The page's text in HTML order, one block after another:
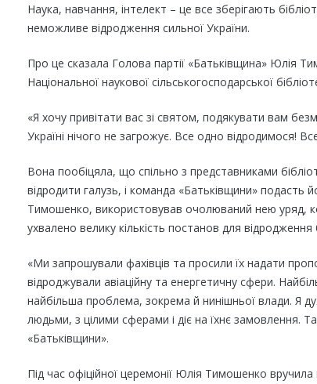
Наука, навчання, інтелект – це все зберігають
неможливе відродження сильної України.
Про це сказала Голова партії «Батьківщина» Юлія
Національної наукової сільськогосподарської
«Я хочу привітати вас зі святом, подякувати вам
Україні нічого не загрожує. Все одно відродимося!
Вона пообіцяла, що спільно з представниками
відродити галузь, і команда «Батьківщини»
Тимошенко, використовував очолюваний нею уряд,
ухвалено велику кількість постанов для відродження
«Ми запрошували фахівців та просили їх надати
відроджували авіаційну та енергетичну сфери.
найбільша проблема, зокрема й нинішньої влади. Я
людьми, з цілими сферами і діє на їхнє замовлення.
«Батьківщини».
Під час офіційної церемонії Юлія Тимошенко